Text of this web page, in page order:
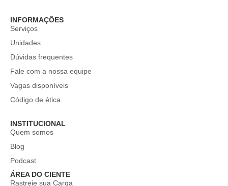
INFORMAÇÕES
Serviços
Unidades
Dúvidas frequentes
Fale com a nossa equipe
Vagas disponíveis
Código de ética
INSTITUCIONAL
Quem somos
Blog
Podcast
ÁREA DO CIENTE
Rastreie sua Carga